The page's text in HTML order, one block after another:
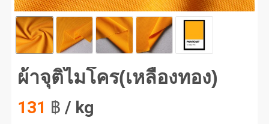
จุติไมโคร(เหลืองทอง) #1
ผ้าจุติไมโคร(เหลืองทอง)
131 ฿ / kg